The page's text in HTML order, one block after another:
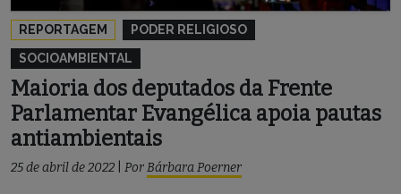
REPORTAGEM
PODER RELIGIOSO
SOCIOAMBIENTAL
Maioria dos deputados da Frente
Parlamentar Evangélica apoia pautas
antiambientais
25 de abril de 2022 PorBárbara Poerner